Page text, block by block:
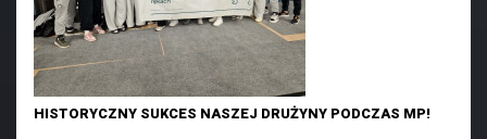
HISTORYCZNY SUKCES NASZEJ DRUŻYNY PODCZAS MP!